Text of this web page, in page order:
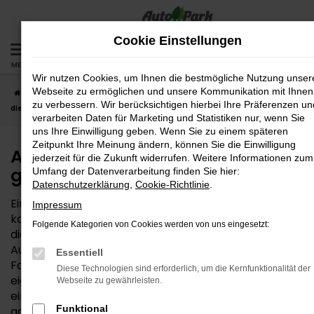
Zum
springen
MENÜ
Startseite München Audi Audi Q2
Audi Q2 Gebrauchtwagen –
die günstige Lösung für München
Audi Q2 Gebrauchtwagen – die
günstige Lösung für München
Ein Audi Q2 Gebrauchtwagen ist weit mehr als nur ein
kostensparender Kompromiss. Wenn Sie sich für
dieses Modell entscheiden, erhalten Sie bei der
AutoPark GmbH ein komplett durchgechecktes
Fahrzeug in Bestform. Für Ihre Mobilität in München
eignet sich das Fahrzeug perfekt – den
einwandfreien Zustand können wir gerne auch
Cookie Einstellungen
Wir nutzen Cookies, um Ihnen die bestmögliche Nutzung
Webseite zu ermöglichen und unsere Kommunikation mit Ihnen
zu verbessern. Wir berücksichtigen hierbei Ihre Präferenzen
verarbeiten Daten für Marketing und Statistiken nur, wenn Sie
uns Ihre Einwilligung geben. Wenn Sie zu einem späteren
Zeitpunkt Ihre Meinung ändern, können Sie die Einwilligung
jederzeit für die Zukunft widerrufen. Weitere Informationen zum
Umfang der Datenverarbeitung finden Sie hier:
Datenschutzerklärung Cookie-Richtlinie
Impressum
Folgende Kategorien von Cookies werden von uns eingesetzt:
Essentiell
Diese Technologien sind erforderlich, um die Kernfunktionalität der
Webseite zu gewährleisten.
Funktional